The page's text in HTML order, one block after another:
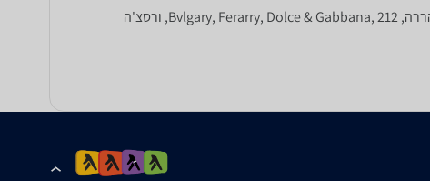
בקטגוריה זו תוכלו להשוות מחירים בין מגוון בשמים ואפטר שייב של Hugo Boss, קלוין קליין,Giorgio Arnani, ראלף לורן, קרולינה הררה, Bvlgary, Ferarry, Dolce & Gabbana, 212, ורסצ'ה